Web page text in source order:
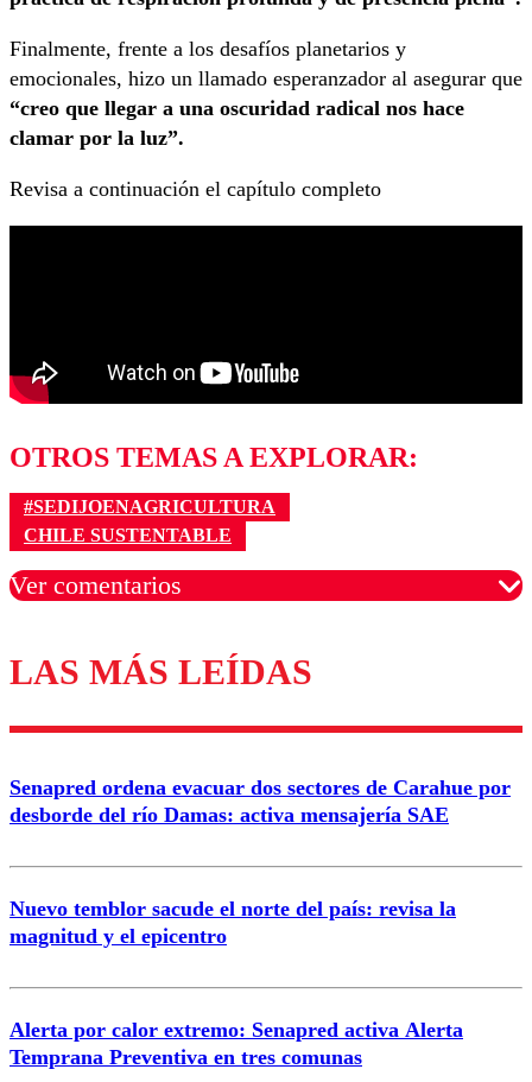
Finalmente, frente a los desafíos planetarios y
emocionales, hizo un llamado esperanzador al asegurar que
“creo que llegar a una oscuridad radical nos hace
clamar por la luz”.
Revisa a continuación el capítulo completo
OTROS TEMAS A EXPLORAR:
#SEDIJOENAGRICULTURA
CHILE SUSTENTABLE
Ver comentarios
Los comentarios son moderados para garantizar un
diálogo respetuoso.
Nombre
Correo
LAS MÁS LEÍDAS
Senapred ordena evacuar dos sectores de Carahue por
desborde del río Damas: activa mensajería SAE
Nuevo temblor sacude el norte del país: revisa la
magnitud y el epicentro
Alerta por calor extremo: Senapred activa Alerta
Temprana Preventiva en tres comunas